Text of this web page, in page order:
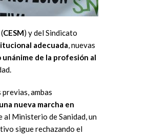
CESM) y del Sindicato
adecuada, nuevas
unánime de la profesión al
ambas
nueva marcha en
Ministerio de Sanidad, un
sigue rechazando el